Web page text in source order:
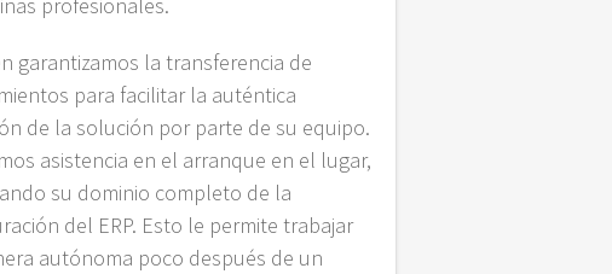
garantizamos la transferencia de
para facilitar la auténtica
de la solución por parte de su equipo.
asistencia en el arranque en el lugar,
su dominio completo de la
del ERP. Esto le permite trabajar
autónoma poco después de un